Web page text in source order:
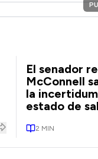
El senador
McConnell
la
estado de
2 MIN